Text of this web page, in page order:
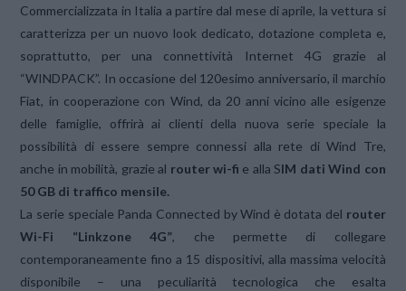
Commercializzata in Italia a partire dal mese di aprile, la vettura si
caratterizza per un nuovo look dedicato, dotazione completa e,
soprattutto, per una connettività Internet 4G grazie al
“WINDPACK”. In occasione del 120esimo anniversario, il marchio
Fiat, in cooperazione con Wind, da 20 anni vicino alle esigenze
delle famiglie, offrirà ai clienti della nuova serie speciale la
possibilità di essere sempre connessi alla rete di Wind Tre,
anche in mobilità, grazie al router wi-fi e alla SIM dati Wind con
50 GB di traffico mensile.
La serie speciale Panda Connected by Wind è dotata del router
Wi-Fi “Linkzone 4G”, che permette di collegare
contemporaneamente fino a 15 dispositivi, alla massima velocità
disponibile – una peculiarità tecnologica che esalta